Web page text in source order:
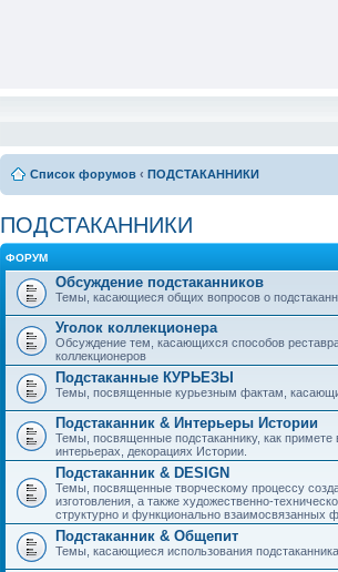
Список форумов ‹ ПОДСТАКАННИКИ
ПОДСТАКАННИКИ
ФОРУМ
Обсуждение подстаканников
Темы, касающиеся общих вопросов о
Уголок коллекционера
Обсуждение тем, касающихся способов
коллекционеров
Подстаканные КУРЬЕЗЫ
Темы, посвященные курьезным фактам,
Подстаканник & Интерьеры Истории
Темы, посвященные подстаканнику, как
интерьерах, декорациях Истории.
Подстаканник & DESIGN
Темы, посвященные творческому процессу
изготовления, а также художественно-
структурно и функционально взаимосвязанных
Подстаканник & Общепит
Темы, касающиеся использования